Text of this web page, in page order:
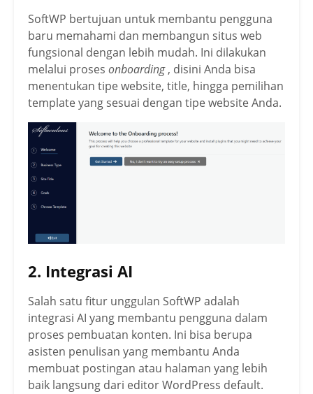
SoftWP bertujuan untuk membantu pengguna
baru memahami dan membangun situs web
fungsional dengan lebih mudah. Ini dilakukan
melalui proses onboarding, disini Anda bisa
menentukan tipe website, title, hingga pemilihan
template yang sesuai dengan tipe website Anda.
2. Integrasi AI
Salah satu fitur unggulan SoftWP adalah
integrasi AI yang membantu pengguna dalam
proses pembuatan konten. Ini bisa berupa
asisten penulisan yang membantu Anda
membuat postingan atau halaman yang lebih
baik langsung dari editor WordPress default.